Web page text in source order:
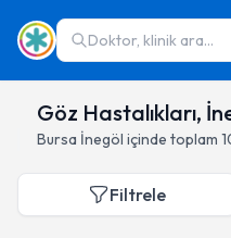
Doktor, klinik ara...
Göz Hastalıkları,
Bursa İnegöl içinde toplam
Filtrele